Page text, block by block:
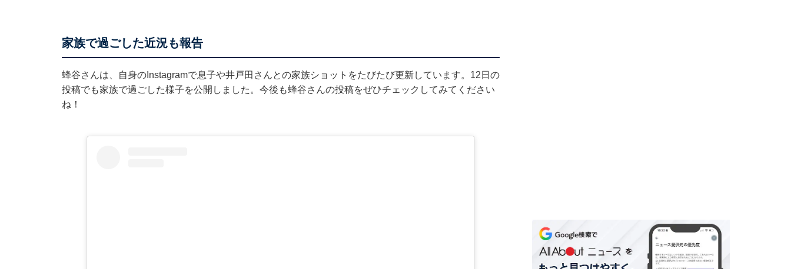
家族で過ごした近況も報告
蜂谷さんは、自身のInstagramで息子や井戸田さんとの家族ショットをたびたび更新しています。12日の
投稿でも家族で過ごした様子を公開しました。今後も蜂谷さんの投稿をぜひチェックしてみてください
ね！